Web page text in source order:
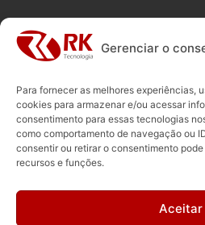
Gerenciar o
Para fornecer as melhores experiências,
cookies para armazenar e/ou acessar
consentimento para essas tecnologias
como comportamento de navegação ou
consentir ou retirar o consentimento
recursos e funções.
Aceitar
Santa Rosa
Travessa Dom
Santo Ângelo
Rua Antunes Ribas,
1519/Sala 11 - Centro
São Luiz Gonzaga